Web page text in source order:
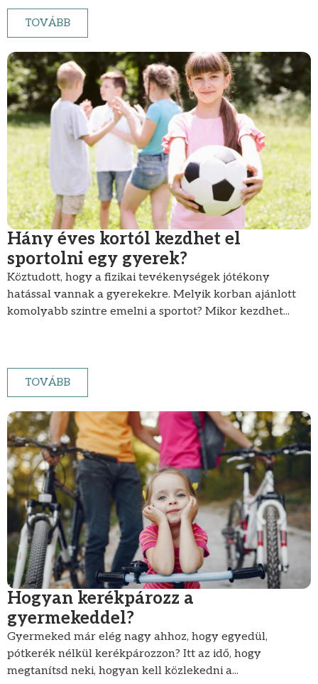
TOVÁBB
Hány éves kortól kezdhet el
sportolni egy gyerek?
Köztudott, hogy a fizikai tevékenységek jótékony
hatással vannak a gyerekekre. Melyik korban ajánlott
komolyabb szintre emelni a sportot? Mikor kezdhet...
TOVÁBB
Hogyan kerékpározz a
gyermekeddel?
Gyermeked már elég nagy ahhoz, hogy egyedül,
pótkerék nélkül kerékpározzon? Itt az idő, hogy
megtanítsd neki, hogyan kell közlekedni a...